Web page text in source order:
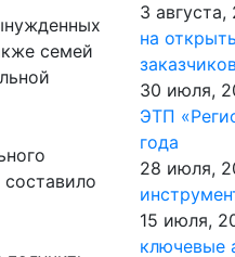
семей
3 августа,
на
30 июля,
ЭТП
года
28 июля,
15 июля,
ключевые